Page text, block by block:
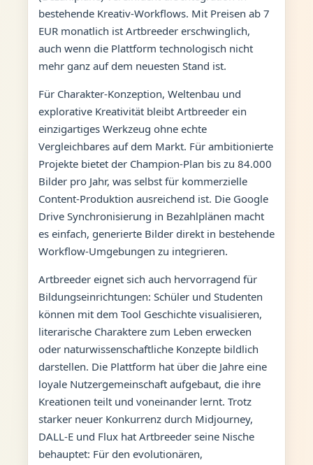
bestehende Kreativ-Workflows. Mit Preisen ab 7
EUR monatlich ist Artbreeder erschwinglich,
auch wenn die Plattform technologisch nicht
mehr ganz auf dem neuesten Stand ist.
Für Charakter-Konzeption, Weltenbau und
explorative Kreativität bleibt Artbreeder ein
einzigartiges Werkzeug ohne echte
Vergleichbares auf dem Markt. Für ambitionierte
Projekte bietet der Champion-Plan bis zu 84.000
Bilder pro Jahr, was selbst für kommerzielle
Content-Produktion ausreichend ist. Die Google
Drive Synchronisierung in Bezahlplänen macht
es einfach, generierte Bilder direkt in bestehende
Workflow-Umgebungen zu integrieren.
Artbreeder eignet sich auch hervorragend für
Bildungseinrichtungen: Schüler und Studenten
können mit dem Tool Geschichte visualisieren,
literarische Charaktere zum Leben erwecken
oder naturwissenschaftliche Konzepte bildlich
darstellen. Die Plattform hat über die Jahre eine
loyale Nutzergemeinschaft aufgebaut, die ihre
Kreationen teilt und voneinander lernt. Trotz
starker neuer Konkurrenz durch Midjourney,
DALL-E und Flux hat Artbreeder seine Nische
behauptet: Für den evolutionären,